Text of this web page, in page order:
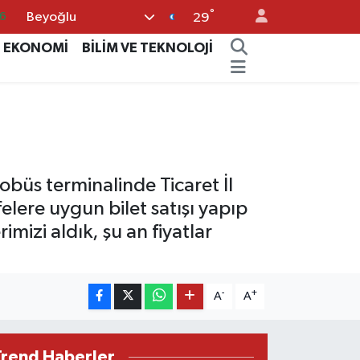
Beyoğlu 29°
EKONOMİ
BİLİM VE TEKNOLOJİ
terminalinde Ticaret İl
uygun bilet satışı yapıp
aldık, şu an fiyatlar
A- A+